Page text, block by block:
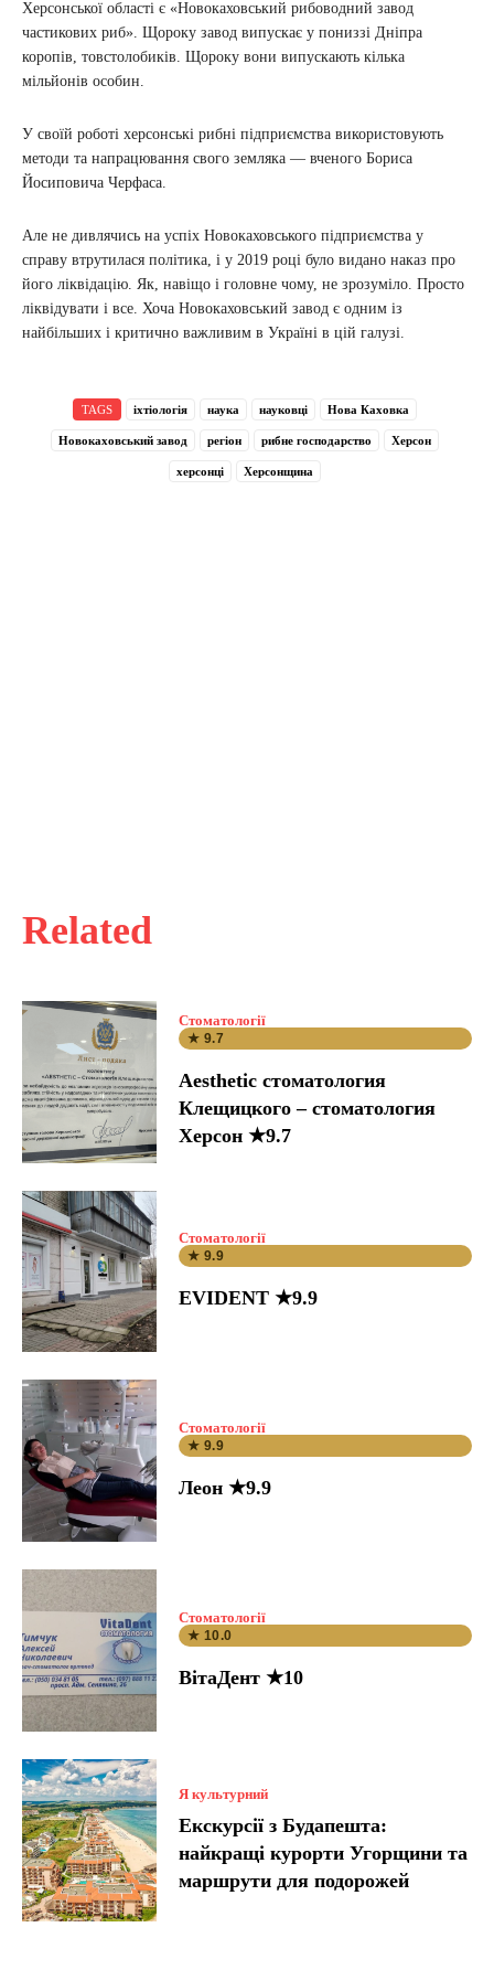
Related
Стоматології
★ 9.7
Aesthetic стоматология
Клещицкого – стоматология
Херсон ★9.7
Стоматології
★ 9.9
EVIDENT ★9.9
Стоматології
★ 9.9
Леон ★9.9
Стоматології
★ 10.0
ВітаДент ★10
Я культурний
Екскурсії з Будапешта:
найкращі курорти Угорщини та
маршрути для подорожей
Херсонської області є «Новокаховський рибоводний завод
частикових риб». Щороку завод випускає у пониззі Дніпра
коропів, товстолобиків. Щороку вони випускають кілька
мільйонів особин.
У своїй роботі херсонські рибні підприємства використовують
методи та напрацювання свого земляка — вченого Бориса
Йосиповича Черфаса.
Але не дивлячись на успіх Новокаховського підприємства у
справу втрутилася політика, і у 2019 році було видано наказ про
його ліквідацію. Як, навіщо і головне чому, не зрозуміло. Просто
ліквідувати і все. Хоча Новокаховський завод є одним із
найбільших і критично важливим в Україні в цій галузі.
TAGS іхтіологія наука науковці Нова Каховка
Новокаховський завод регіон рибне господарство Херсон
херсонці Херсонщина